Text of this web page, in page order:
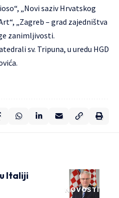
„Novi saziv Hrvatskog
„Zagreb – grad zajedništva
zanimljivosti.
sv. Tripuna, u uredu HGD
NOVOSTI
Italiji